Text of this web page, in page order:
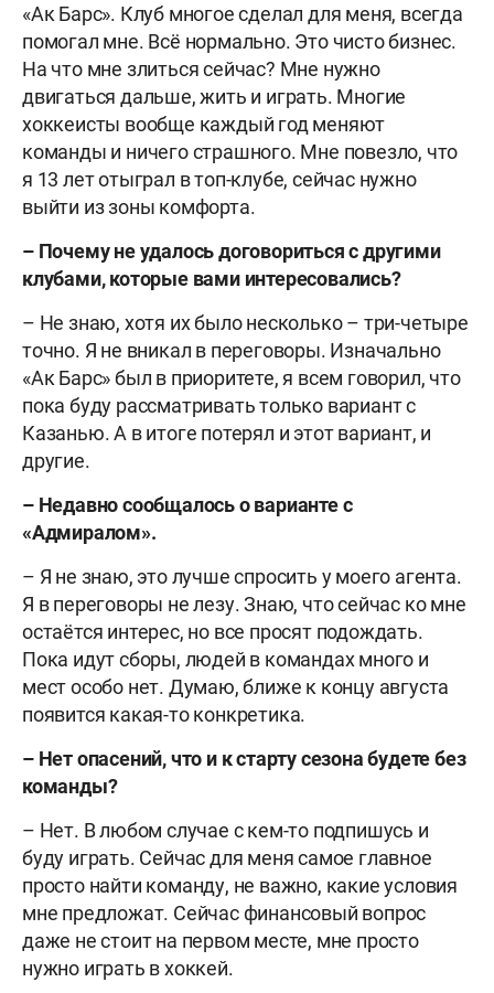
«Ак Барс». Клуб многое сделал для меня, всегда
помогал мне. Всё нормально. Это чисто бизнес.
На что мне злиться сейчас? Мне нужно
двигаться дальше, жить и играть. Многие
хоккеисты вообще каждый год меняют
команды и ничего страшного. Мне повезло, что
я 13 лет отыграл в топ-клубе, сейчас нужно
выйти из зоны комфорта.
– Почему не удалось договориться с другими
клубами, которые вами интересовались?
– Не знаю, хотя их было несколько – три-четыре
точно. Я не вникал в переговоры. Изначально
«Ак Барс» был в приоритете, я всем говорил, что
пока буду рассматривать только вариант с
Казанью. А в итоге потерял и этот вариант, и
другие.
– Недавно сообщалось о варианте с
«Адмиралом».
– Я не знаю, это лучше спросить у моего агента.
Я в переговоры не лезу. Знаю, что сейчас ко мне
остаётся интерес, но все просят подождать.
Пока идут сборы, людей в командах много и
мест особо нет. Думаю, ближе к концу августа
появится какая-то конкретика.
– Нет опасений, что и к старту сезона будете без
команды?
– Нет. В любом случае с кем-то подпишусь и
буду играть. Сейчас для меня самое главное
просто найти команду, не важно, какие условия
мне предложат. Сейчас финансовый вопрос
даже не стоит на первом месте, мне просто
нужно играть в хоккей.